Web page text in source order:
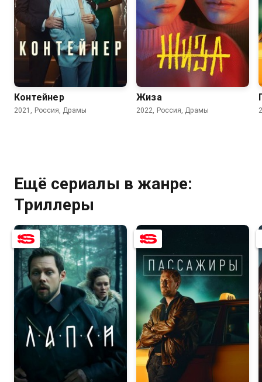
6.7
Контейнер
2021, Россия, Драмы
7.6 6.1
Жиза
2022, Россия, Драмы
Ещё сериалы в жанре:
Триллеры
7.5 7.9 6.7